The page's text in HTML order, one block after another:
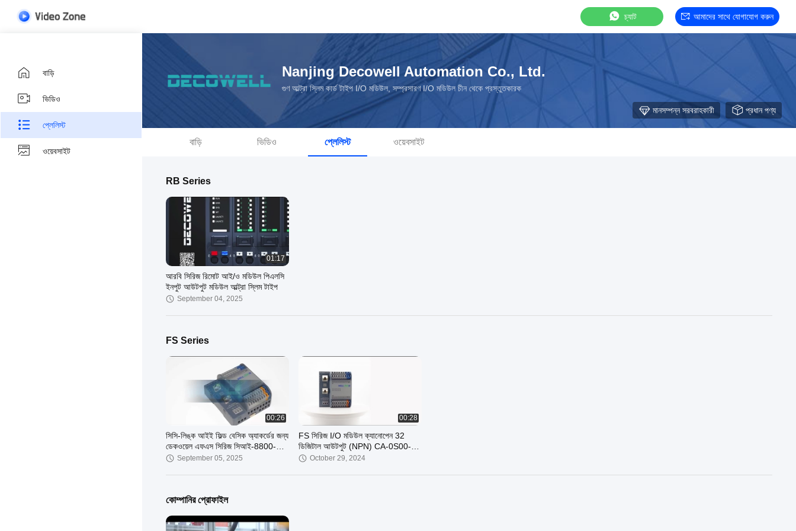
চ্যাট আমাদের সাথে যোগাযোগ করুন
বাড়ি
ভিডিও
প্লেলিস্ট
ওয়েবসাইট
Nanjing Decowell Automation Co., Ltd.
গুণ আল্ট্রা স্লিম কার্ড টাইপ I/O মডিউল, সম্প্রসারণ I/O মডিউল চীন থেকে প্রস্তুতকারক
মানসম্পন্ন সরবরাহকারী প্রধান পণ্য
বাড়ি ভিডিও প্লেলিস্ট ওয়েবসাইট
RB Series
01:17
আরবি সিরিজ রিমোট আই/ও মডিউল পিএলসি
ইনপুট আউটপুট মডিউল আল্ট্রা স্লিম টাইপ
September 04, 2025
FS Series
00:26
সিসি-লিঙ্ক আইই ফিল্ড বেসিক অ্যাকর্ডের জন্য
ডেকওয়েল এফএস সিরিজ সিআই-8800-সি 2
এনএন ইন্টিগ্রেটেড আই / ও মডিউল
September 05, 2025
00:28
FS সিরিজ I/O মডিউল ক্যানোপেন 32
ডিজিটাল আউটপুট (NPN) CA-0S00-
N0NNOctober 29, 2024
কোম্পানির প্রোফাইল